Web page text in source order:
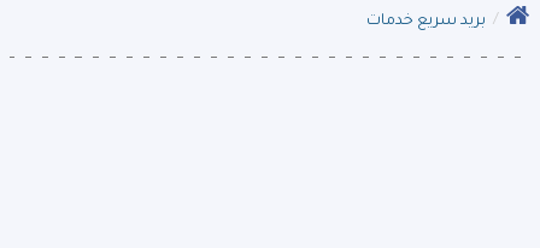
بريد سريع خدمات